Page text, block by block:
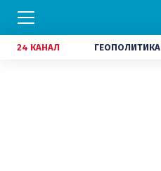
24 КАНАЛ ГЕОПОЛИТИКА